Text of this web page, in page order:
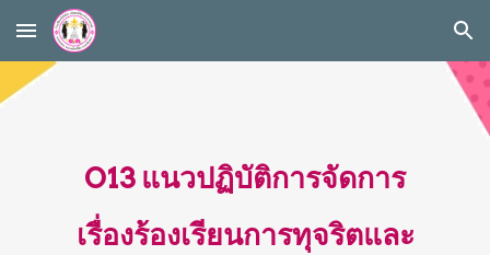
Skip to main content Skip to navigation
O13 แนวปฏิบัติการจัดการ
เรื่องร้องเรียนการทุจริตและ